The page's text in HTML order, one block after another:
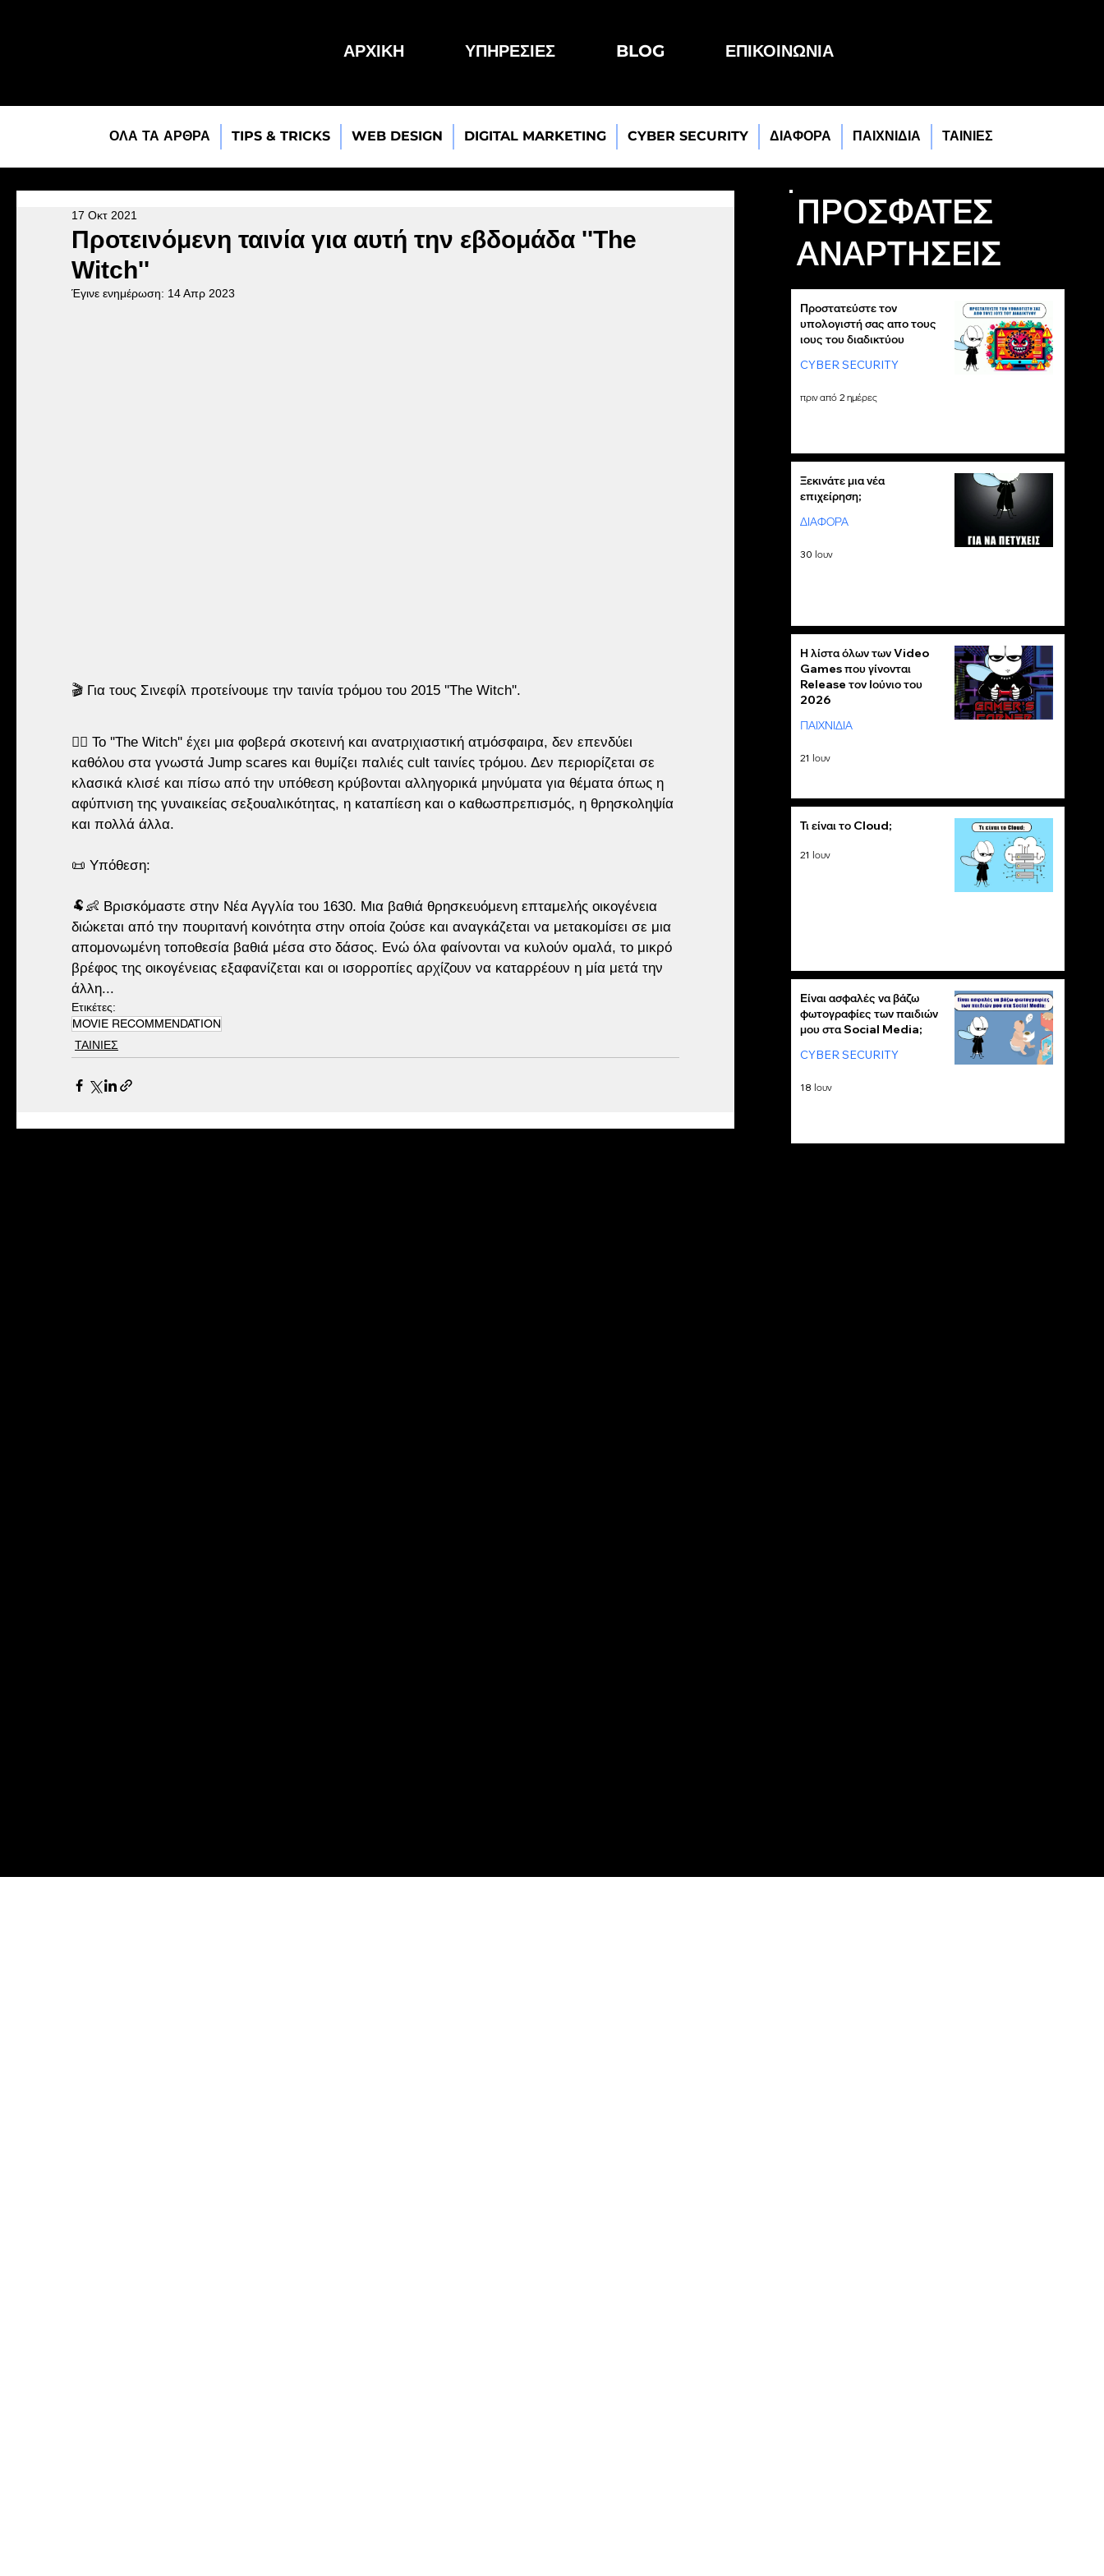
ΑΡΧΙΚΗ ΥΠΗΡΕΣΙΕΣ BLOG ΕΠΙΚΟΙΝΩΝΙΑ
ΟΛΑ ΤΑ ΑΡΘΡΑ TIPS & TRICKS WEB DESIGN DIGITAL MARKETING CYBER SECURITY ΔΙΑΦΟΡΑ ΠΑΙΧΝΙΔΙΑ ΤΑΙΝΙΕΣ
Προτεινόμενη ταινία για αυτή την εβδομάδα ''The
Witch''
17 Οκτ 2021
Έγινε ενημέρωση: 14 Απρ 2023
🎬 Για τους Σινεφίλ προτείνουμε την ταινία τρόμου του 2015 ''The Witch''.
🧙‍♀️ To ''The Witch'' έχει μια φοβερά σκοτεινή και ανατριχιαστική ατμόσφαιρα, δεν επενδύει
καθόλου στα γνωστά Jump scares και θυμίζει παλιές cult ταινίες τρόμου. Δεν περιορίζεται σε
κλασικά κλισέ και πίσω από την υπόθεση κρύβονται αλληγορικά μηνύματα για θέματα όπως η
αφύπνιση της γυναικείας σεξουαλικότητας, η καταπίεση και ο καθωσπρεπισμός, η θρησκοληψία
και πολλά άλλα.
📜 Υπόθεση:
🐏👶 Βρισκόμαστε στην Νέα Αγγλία του 1630. Μια βαθιά θρησκευόμενη επταμελής οικογένεια
διώκεται από την πουριτανή κοινότητα στην οποία ζούσε και αναγκάζεται να μετακομίσει σε μια
απομονωμένη τοποθεσία βαθιά μέσα στο δάσος. Ενώ όλα φαίνονται να κυλούν ομαλά, το μικρό
βρέφος της οικογένειας εξαφανίζεται και οι ισορροπίες αρχίζουν να καταρρέουν η μία μετά την
άλλη...
Ετικέτες:
MOVIE RECOMMENDATION
ΤΑΙΝΙΕΣ
ΠΡΟΣΦΑΤΕΣ
ΑΝΑΡΤΗΣΕΙΣ
Προστατεύστε τον
υπολογιστή σας απο τους
ιους του διαδικτύου
CYBER SECURITY
πριν από 2 ημέρες
Ξεκινάτε μια νέα
επιχείρηση;
ΔΙΑΦΟΡΑ
30 Ιουν
Η λίστα όλων των Video
Games που γίνονται
Release τον Ιούνιο του
2026
ΠΑΙΧΝΙΔΙΑ
21 Ιουν
Τι είναι το Cloud;
21 Ιουν
Είναι ασφαλές να βάζω
φωτογραφίες των παιδιών
μου στα Social Media;
CYBER SECURITY
18 Ιουν